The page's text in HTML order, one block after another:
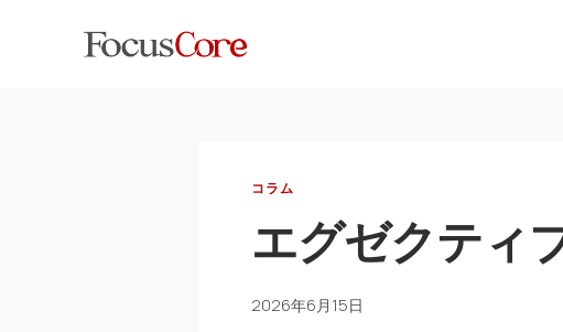
コラム
エグゼクティ
2026年6月15日